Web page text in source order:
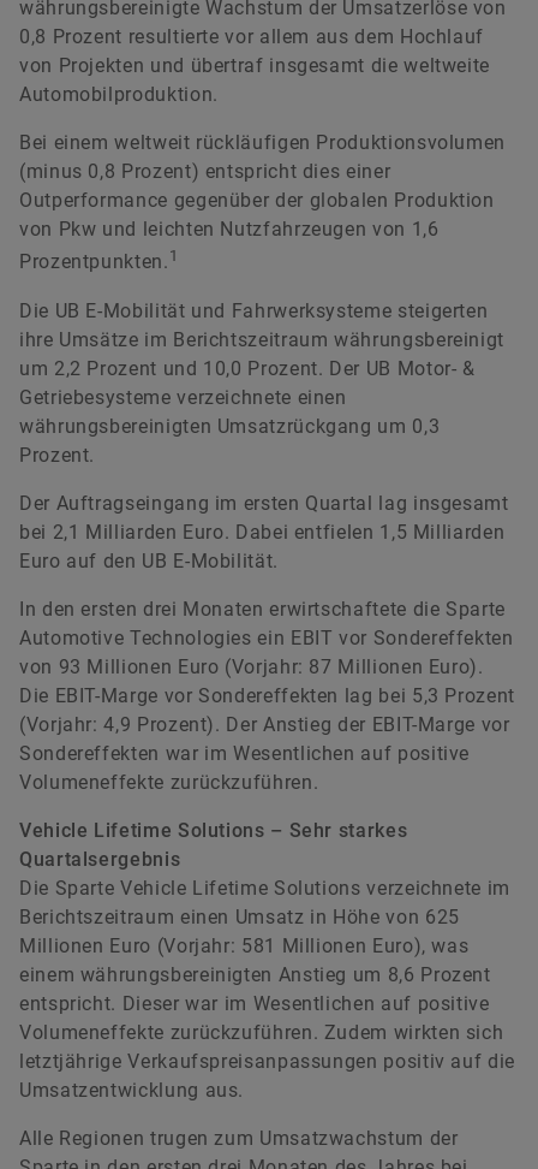
währungsbereinigte Wachstum der Umsatzerlöse von
0,8 Prozent resultierte vor allem aus dem Hochlauf
von Projekten und übertraf insgesamt die weltweite
Automobilproduktion.
Bei einem weltweit rückläufigen Produktionsvolumen
(minus 0,8 Prozent) entspricht dies einer
Outperformance gegenüber der globalen Produktion
von Pkw und leichten Nutzfahrzeugen von 1,6
Prozentpunkten. 1
Die UB E-Mobilität und Fahrwerksysteme steigerten
ihre Umsätze im Berichtszeitraum währungsbereinigt
um 2,2 Prozent und 10,0 Prozent. Der UB Motor- &
Getriebesysteme verzeichnete einen
währungsbereinigten Umsatzrückgang um 0,3
Prozent.
Der Auftragseingang im ersten Quartal lag insgesamt
bei 2,1 Milliarden Euro. Dabei entfielen 1,5 Milliarden
Euro auf den UB E-Mobilität.
In den ersten drei Monaten erwirtschaftete die Sparte
Automotive Technologies ein EBIT vor Sondereffekten
von 93 Millionen Euro (Vorjahr: 87 Millionen Euro).
Die EBIT-Marge vor Sondereffekten lag bei 5,3 Prozent
(Vorjahr: 4,9 Prozent). Der Anstieg der EBIT-Marge vor
Sondereffekten war im Wesentlichen auf positive
Volumeneffekte zurückzuführen.
Vehicle Lifetime Solutions – Sehr starkes
Quartalsergebnis
Die Sparte Vehicle Lifetime Solutions verzeichnete im
Berichtszeitraum einen Umsatz in Höhe von 625
Millionen Euro (Vorjahr: 581 Millionen Euro), was
einem währungsbereinigten Anstieg um 8,6 Prozent
entspricht. Dieser war im Wesentlichen auf positive
Volumeneffekte zurückzuführen. Zudem wirkten sich
letztjährige Verkaufspreisanpassungen positiv auf die
Umsatzentwicklung aus.
Alle Regionen trugen zum Umsatzwachstum der